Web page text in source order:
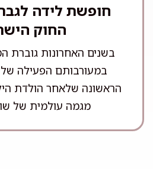
חופשת לידה
החוק
בשנים האחרונות גוברת
במעורבותם הפעילה
הראשונה שלאחר הולדת
מגמה עולמית של